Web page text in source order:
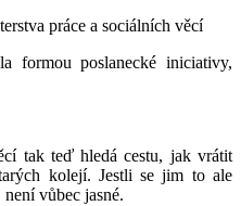
práce a sociálních věcí
formou poslanecké iniciativy,
tak teď hledá cestu, jak vrátit
kolejí. Jestli se jim to ale
vůbec jasné.